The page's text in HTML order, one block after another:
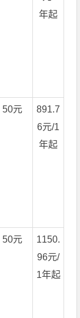
年起
50元
891.7
6元/1
年起
50元
1150.
96元/
1年起